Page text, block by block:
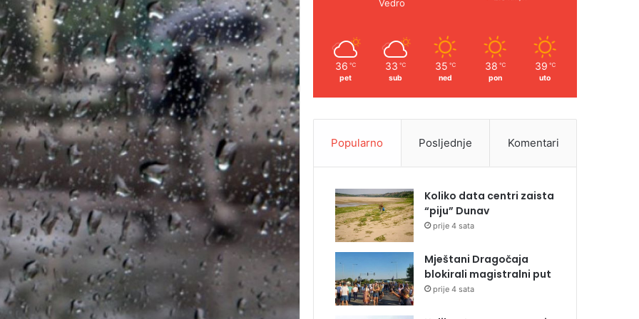
Vedro
36 ℃
pet
33 ℃
sub
35 ℃
ned
38 ℃
pon
39 ℃
uto
Popularno Posljednje Komentari
Koliko data centri zaista
“piju” Dunav
prije 4 sata
Mještani Dragočaja
blokirali magistralni put
prije 4 sata